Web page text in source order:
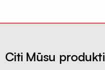
Citi Mūsu produkti
montāžas
Hidroizolācijas
lentas